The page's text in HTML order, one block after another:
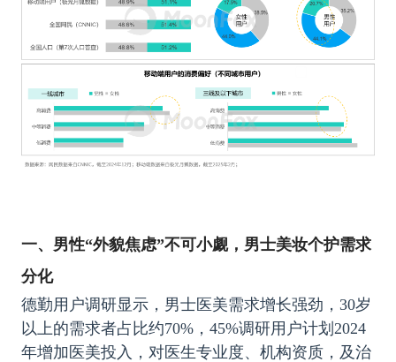
一、 男性“外貌焦虑”不可小觑，男士美妆个护需求
分化
德勤用户调研显示，男士医美需求增长强劲，30岁
以上的需求者占比约70%，45%调研用户计划2024
年增加医美投入，对医生专业度、机构资质，及治